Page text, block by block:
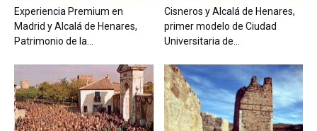
Experiencia Premium en
Madrid y Alcalá de Henares,
Patrimonio de la...
Cisneros y Alcalá de Henares,
primer modelo de Ciudad
Universitaria de...